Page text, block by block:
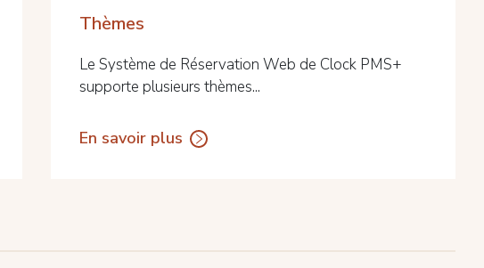
Thèmes
Le Système de Réservation Web de Clock PMS+
supporte plusieurs thèmes...
En savoir plus